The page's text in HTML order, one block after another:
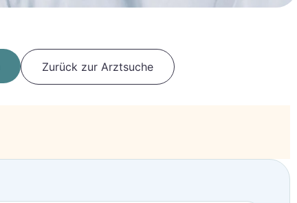
Zurück zur Arztsuche